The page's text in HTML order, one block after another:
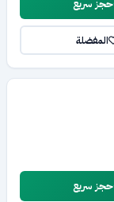
حجز سريع
المفضلة
حجز سريع